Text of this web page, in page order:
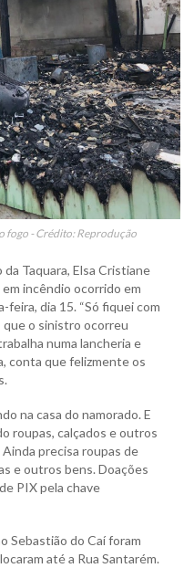
fogo - Crédito: Reprodução
Taquara, Elsa Cristiane
incêndio ocorrido em
feira, dia 15. “Só fiquei com
que o sinistro ocorreu
numa lancheria e
conta que felizmente os
na casa do namorado. E
roupas, calçados e outros
precisa roupas de
e outros bens. Doações
PIX pela chave
Sebastião do Caí foram
até a Rua Santarém.